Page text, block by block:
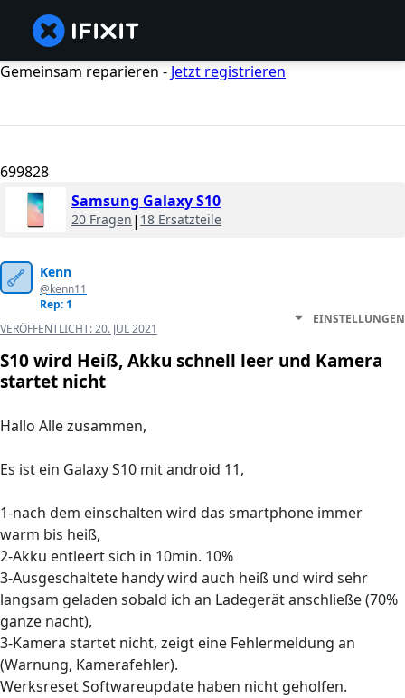
Gemeinsam reparieren - Jetzt registrieren
699828
Samsung Galaxy S10
20 Fragen | 18 Ersatzteile
Kenn
@kenn11
Rep: 1
VERÖFFENTLICHT:20. JUL 2021
EINSTELLUNGEN
S10 wird Heiß, Akku schnell leer und Kamera
startet nicht
Hallo Alle zusammen,
Es ist ein Galaxy S10 mit android 11,
1-nach dem einschalten wird das smartphone immer
warm bis heiß,
2-Akku entleert sich in 10min. 10%
3-Ausgeschaltete handy wird auch heiß und wird sehr
langsam geladen sobald ich an Ladegerät anschließe (70%
ganze nacht),
3-Kamera startet nicht, zeigt eine Fehlermeldung an
(Warnung, Kamerafehler).
Werksreset Softwareupdate haben nicht geholfen.